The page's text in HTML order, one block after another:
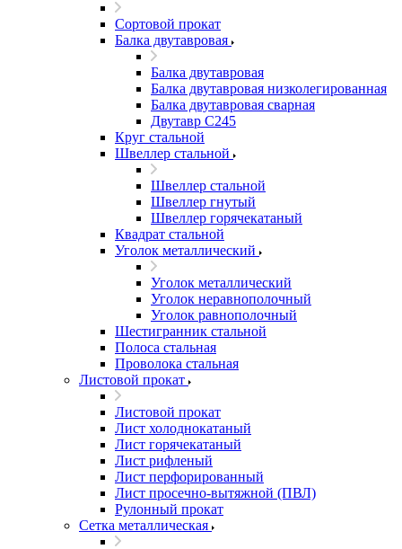
Сортовой прокат
Балка двутавровая
Балка двутавровая
Балка двутавровая низколегированная
Балка двутавровая сварная
Двутавр С245
Круг стальной
Швеллер стальной
Швеллер стальной
Швеллер гнутый
Швеллер горячекатаный
Квадрат стальной
Уголок металлический
Уголок металлический
Уголок неравнополочный
Уголок равнополочный
Шестигранник стальной
Полоса стальная
Проволока стальная
Листовой прокат
Листовой прокат
Лист холоднокатаный
Лист горячекатаный
Лист рифленый
Лист перфорированный
Лист просечно-вытяжной (ПВЛ)
Рулонный прокат
Сетка металлическая